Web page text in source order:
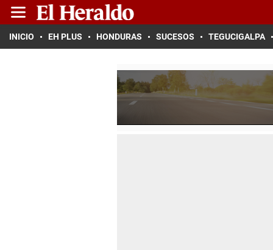
INICIO EH PLUS HONDURAS SUCESOS TEGUCIGALPA